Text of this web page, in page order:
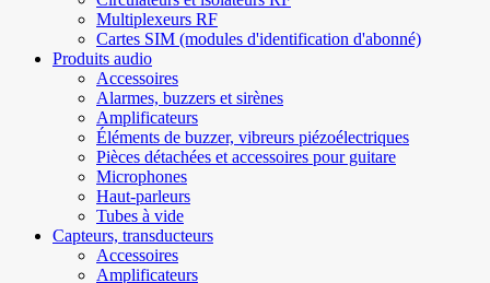
Multiplexeurs RF
Cartes SIM (modules d'identification d'abonné)
Produits audio
Accessoires
Alarmes, buzzers et sirènes
Amplificateurs
Éléments de buzzer, vibreurs piézoélectriques
Pièces détachées et accessoires pour guitare
Microphones
Haut-parleurs
Tubes à vide
Capteurs, transducteurs
Accessoires
Amplificateurs